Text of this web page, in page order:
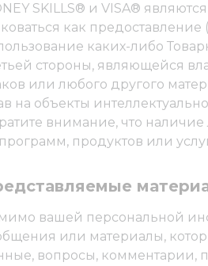
SKILLS® и VISA®
как
каких-либо
стороны, являющейся
или любого другого
на объекты
внимание, что
продуктов или
вашей персональной
или материалы,
вопросы, комментарии,